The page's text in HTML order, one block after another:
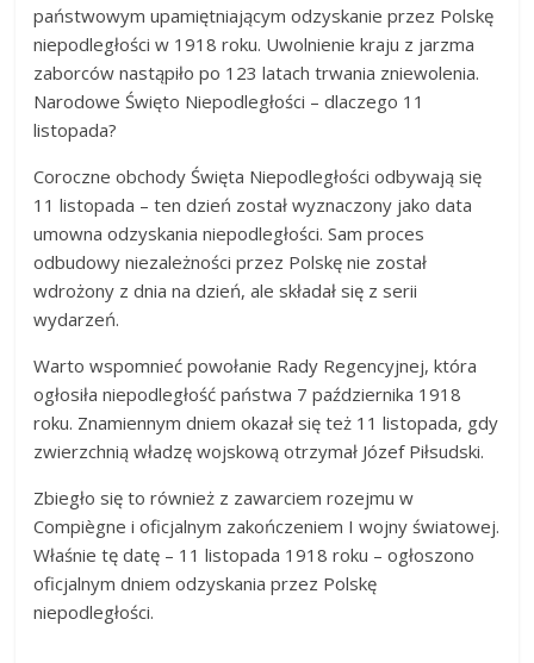
państwowym upamiętniającym odzyskanie przez Polskę
niepodległości w 1918 roku. Uwolnienie kraju z jarzma
zaborców nastąpiło po 123 latach trwania zniewolenia.
Narodowe Święto Niepodległości – dlaczego 11
listopada?
Coroczne obchody Święta Niepodległości odbywają się
11 listopada – ten dzień został wyznaczony jako data
umowna odzyskania niepodległości. Sam proces
odbudowy niezależności przez Polskę nie został
wdrożony z dnia na dzień, ale składał się z serii
wydarzeń.
Warto wspomnieć powołanie Rady Regencyjnej, która
ogłosiła niepodległość państwa 7 października 1918
roku. Znamiennym dniem okazał się też 11 listopada, gdy
zwierzchnią władzę wojskową otrzymał Józef Piłsudski.
Zbiegło się to również z zawarciem rozejmu w
Compiègne i oficjalnym zakończeniem I wojny światowej.
Właśnie tę datę – 11 listopada 1918 roku – ogłoszono
oficjalnym dniem odzyskania przez Polskę
niepodległości.